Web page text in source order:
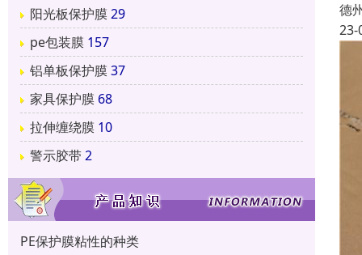
阳光板保护膜29
pe包装膜 157
铝单板保护膜37
家具保护膜 68
拉伸缠绕膜 10
警示胶带2
PE保护膜粘性的种类
德
23-